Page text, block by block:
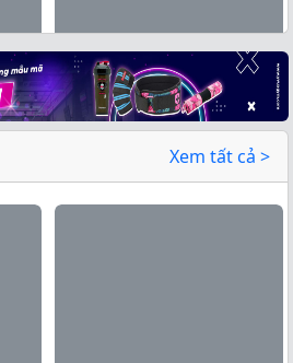
tất cả →
Xem tất cả >